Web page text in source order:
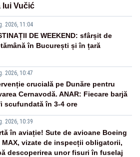
lui Vučić
2026, 11:04
DE WEEKEND: sfârșit de
în București și în țară
2026, 10:47
crucială pe Dunăre pentru
Cernavodă. ANAR: Fiecare barjă
scufundată în 3-4 ore
2026, 10:39
în aviație! Sute de avioane Boeing
MAX, vizate de inspecții obligatorii,
descoperirea unor fisuri în fuselaj